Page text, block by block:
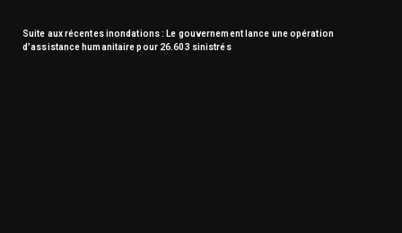
Suite aux récentes inondations : Le gouvernement lance une opération
d’assistance humanitaire pour 26.603 sinistrés